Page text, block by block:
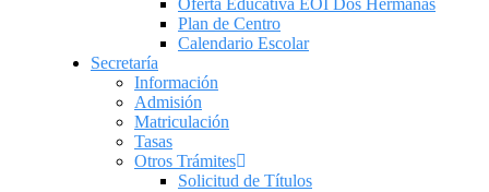
Oferta Educativa EOI Dos Hermanas
Plan de Centro
Calendario Escolar
Secretaría
Información
Admisión
Matriculación
Tasas
Otros Trámites
Solicitud de Títulos